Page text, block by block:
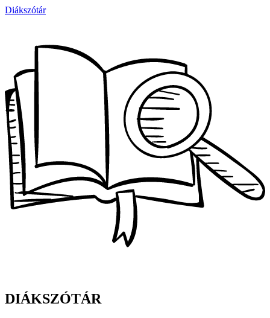
Diákszótár
DIÁKSZÓTÁR